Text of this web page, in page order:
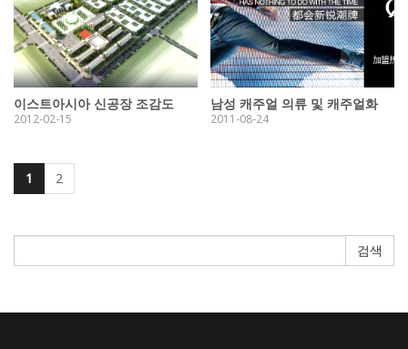
이스트아시아 신공장 조감도
2012-02-15
남성 캐주얼 의류 및 캐주얼화
2011-08-24
1 2
검색